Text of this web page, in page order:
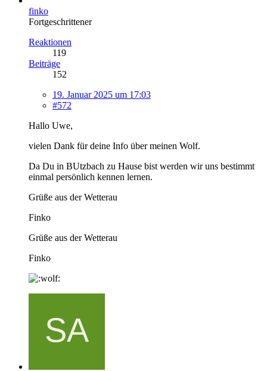
finko
Fortgeschrittener
Reaktionen
119
Beiträge
152
19. Januar 2025 um 17:03
#572
Hallo Uwe,
vielen Dank für deine Info über meinen Wolf.
Da Du in BUtzbach zu Hause bist werden wir uns bestimmt
einmal persönlich kennen lernen.
Grüße aus der Wetterau
Finko
Grüße aus der Wetterau
Finko